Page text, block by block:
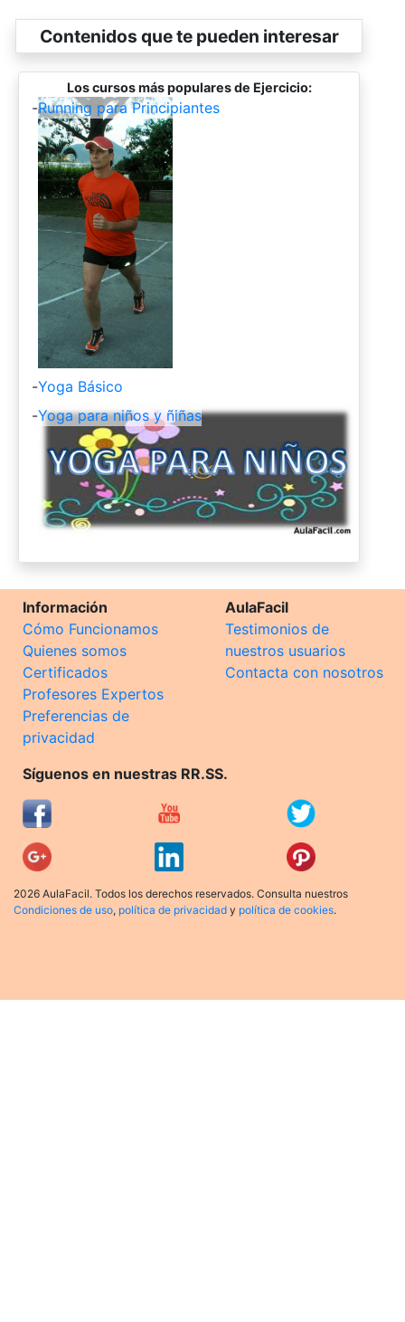
Contenidos que te pueden interesar
Los cursos más populares de Ejercicio:
-Running para Principiantes
-Yoga Básico
-Yoga para niños y ñiñas
Información
Cómo Funcionamos
Quienes somos
Certificados
Profesores Expertos
Preferencias de
privacidad
AulaFacil
Testimonios de
nuestros usuarios
Contacta con nosotros
Síguenos en nuestras RR.SS.
2026 AulaFacil. Todos los derechos reservados. Consulta nuestros
Condiciones de uso, política de privacidad y política de cookies.